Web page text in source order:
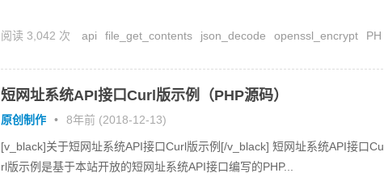
阅读 3,042 次 api file_get_contents json_decode openssl_encrypt
PH
短网址系统API接口Curl版示例（PHP源码）
原创制作 • 8年前 (2018-12-13)
[v_black]关于短网址系统API接口Curl版示例[/v_black] 短网址系统API接口Cu
rl版示例是基于本站开放的短网址系统API接口编写的PHP...